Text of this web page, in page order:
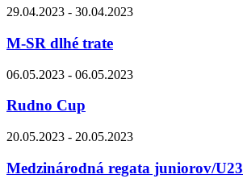
29.04.2023 - 30.04.2023
M-SR dlhé trate
06.05.2023 - 06.05.2023
Rudno Cup
20.05.2023 - 20.05.2023
Medzinárodná regata juniorov/U23